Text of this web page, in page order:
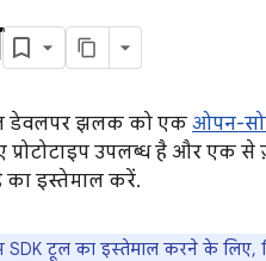
डेवलपर झलक को एक ओपन-
उपलब्ध है और एक से
का इस्तेमाल करें.
SDK टूल का इस्तेमाल करने के लिए,